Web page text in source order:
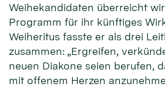
Weihekandidaten überreicht
Programm für ihr künftiges
Weiheritus fasste er als drei
zusammen: „Ergreifen,
neuen Diakone seien berufen,
mit offenem Herzen